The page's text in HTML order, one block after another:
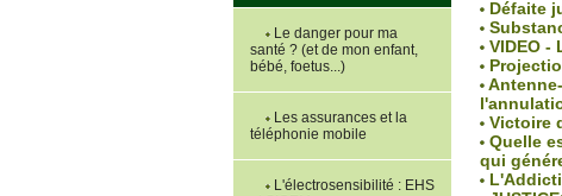
Le danger pour ma
santé ? (et de mon enfant,
bébé, foetus...)
Les assurances et la
téléphonie mobile
L'électrosensibilité : EHS
Défaite
VIDEO -
Victoire
Quelle
qui